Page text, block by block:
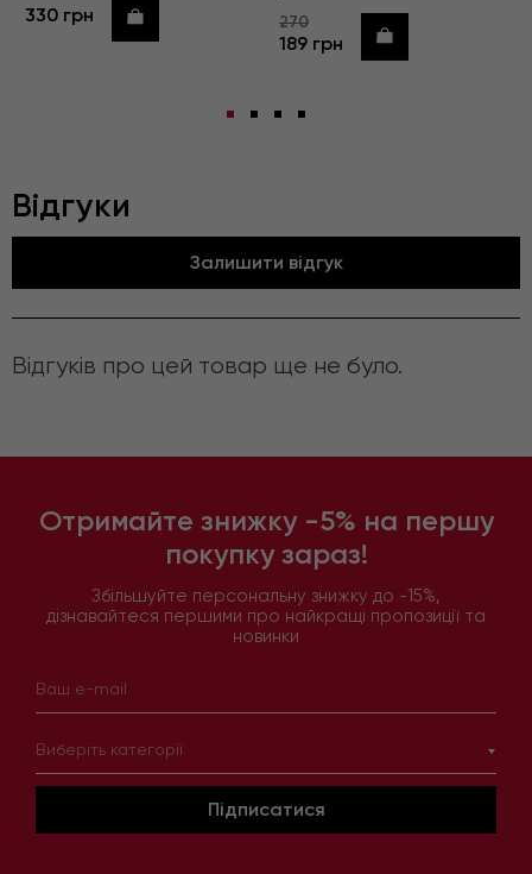
330 грн Купити 270
189 грн Купити
Відгуки
Залишити відгук
Відгуків про цей товар ще не було.
Отримайте знижку -5% на першу
покупку зараз!
Збільшуйте персональну знижку до -15%,
дізнавайтеся першими про найкращі пропозиції та
новинки
Виберіть категорії
Підписатися